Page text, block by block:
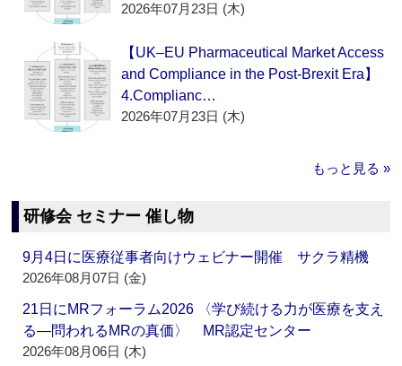
2026年07月23日 (木)
【UK–EU Pharmaceutical Market Access
and Compliance in the Post-Brexit Era】
4.Complianc…
2026年07月23日 (木)
もっと見る »
研修会 セミナー 催し物
9月4日に医療従事者向けウェビナー開催 サクラ精機
2026年08月07日 (金)
21日にMRフォーラム2026 〈学び続ける力が医療を支え
る―問われるMRの真価〉 MR認定センター
2026年08月06日 (木)